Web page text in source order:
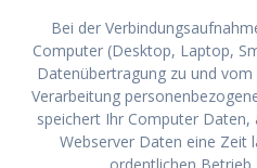
Bei der
Computer (Desktop, Laptop,
Datenübertragung zu und
Verarbeitung
speichert Ihr Computer
Webserver Daten eine Zeit